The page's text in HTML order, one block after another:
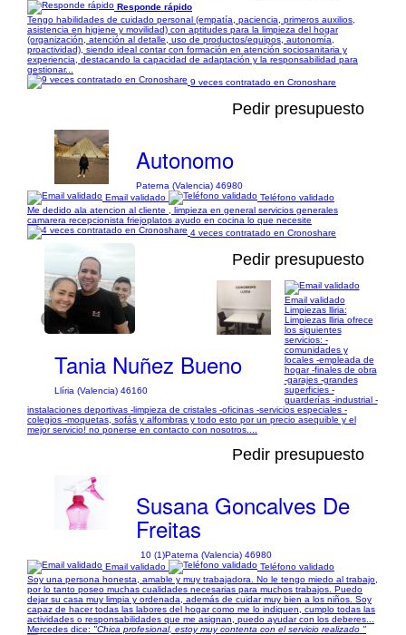
Responde rápido
Tengo habilidades de cuidado personal (empatía, paciencia, primeros auxilios,
asistencia en higiene y movilidad) con aptitudes para la limpieza del hogar
(organización, atención al detalle, uso de productos/equipos, autonomía,
proactividad), siendo ideal contar con formación en atención sociosanitaria y
experiencia, destacando la capacidad de adaptación y la responsabilidad para
gestionar...
9 veces contratado en Cronoshare
Pedir presupuesto
Autonomo
Paterna (Valencia) 46980
Email validado
Teléfono validado
Me dedido ala atencion al cliente , limpieza en general servicios generales
camarera recepcionista friejoplatos ayudo en cocina lo que necesite
4 veces contratado en Cronoshare
1/1
Pedir presupuesto
Tania Nuñez Bueno
Llíria (Valencia) 46160
Email validado
Limpiezas lliria:
Limpiezas lliria ofrece
los siguientes
servicios: -
comunidades y
locales -empleada de
hogar -finales de obra
-garajes -grandes
superficies -
guarderías -industrial -
instalaciones deportivas -limpieza de cristales -oficinas -servicios especiales -
colegios -moquetas, sofás y alfombras y todo esto por un precio asequible y el
mejor servicio! no ponerse en contacto con nosotros....
Pedir presupuesto
Susana Goncalves De
Freitas
10 (1)Paterna (Valencia) 46980
Email validado
Teléfono validado
Soy una persona honesta, amable y muy trabajadora. No le tengo miedo al trabajo,
por lo tanto poseo muchas cualidades necesarias para muchos trabajos. Puedo
dejar su casa muy limpia y ordenada, además de cuidar muy bien a los niños. Soy
capaz de hacer todas las labores del hogar como me lo indiquen, cumplo todas las
actividades o responsabilidades que me asignan, puedo ayudar con los deberes...
Mercedes dice: "Chica profesional, estoy muy contenta con el servicio realizado "